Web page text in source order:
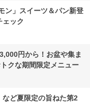
ン」スイーツ＆パン新登
ェック
円から！お盆や集ま
クな期間限定メニュー
ど夏限定の旨ねた第2